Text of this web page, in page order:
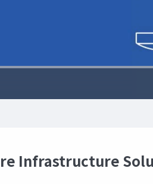
Infrastructure